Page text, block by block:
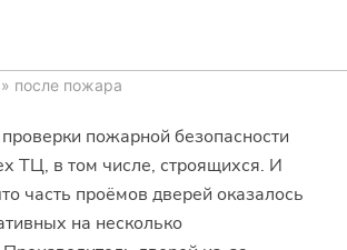
после пожара
пожарной безопасности
ТЦ, в том числе, строящихся. И
часть проёмов дверей оказалось
на несколько